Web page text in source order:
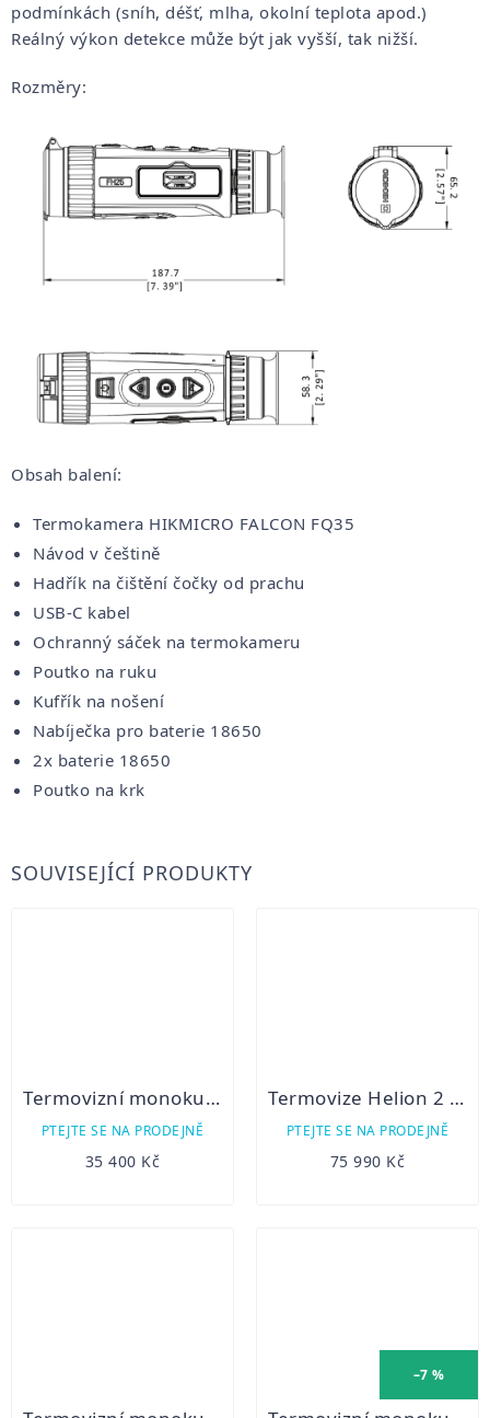
podmínkách (sníh, déšť, mlha, okolní teplota apod.)
Reálný výkon detekce může být jak vyšší, tak nižší.
Rozměry:
Obsah balení:
Termokamera HIKMICRO FALCON FQ35
Návod v češtině
Hadřík na čištění čočky od prachu
USB-C kabel
Ochranný sáček na termokameru
Poutko na ruku
Kufřík na nošení
Nabíječka pro baterie 18650
2x baterie 18650
Poutko na krk
SOUVISEJÍCÍ PRODUKTY
Termovizní monokulár Hikmicro Lynx LH25 2.0
PTEJTE SE NA PRODEJNĚ
35 400 Kč
Termovize Helion 2 XP50 PRO
PTEJTE SE NA PRODEJNĚ
75 990 Kč
–7 %